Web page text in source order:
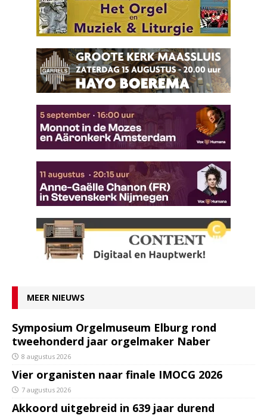
MEER NIEUWS
Symposium Orgelmuseum Elburg rond
tweehonderd jaar orgelmaker Naber
8 augustus 2026
Vier organisten naar finale IMOCG 2026
7 augustus 2026
Akkoord uitgebreid in 639 jaar durend